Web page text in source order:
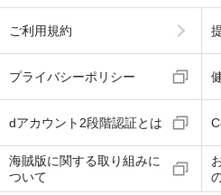
ご利用規約
プライバシーポリシー
dアカウント2段階認証とは
海賊版に関する取り組みに
ついて